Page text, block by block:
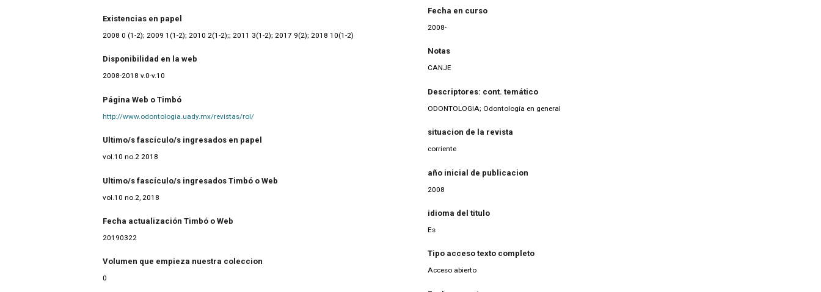
Existencias en papel
2008 0 (1-2); 2009 1(1-2); 2010 2(1-2);; 2011 3(1-2); 2017 9(2); 2018 10(1-2)
Disponibilidad en la web
2008-2018 v.0-v.10
Página Web o Timbó
http://www.odontologia.uady.mx/revistas/rol/
Ultimo/s fascículo/s ingresados en papel
vol.10 no.2 2018
Ultimo/s fascículo/s ingresados Timbó o Web
vol.10 no.2, 2018
Fecha actualización Timbó o Web
20190322
Volumen que empieza nuestra coleccion
0
Fecha en curso
2008-
Notas
CANJE
Descriptores: cont. temático
ODONTOLOGIA; Odontología en general
situacion de la revista
corriente
año inicial de publicacion
2008
idioma del titulo
Es
Tipo acceso texto completo
Acceso abierto